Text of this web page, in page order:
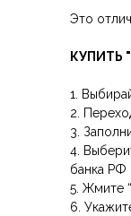
Это
КУПИТЬ
1.
2.
3.
4.
банка РФ
5. Жмите
6.